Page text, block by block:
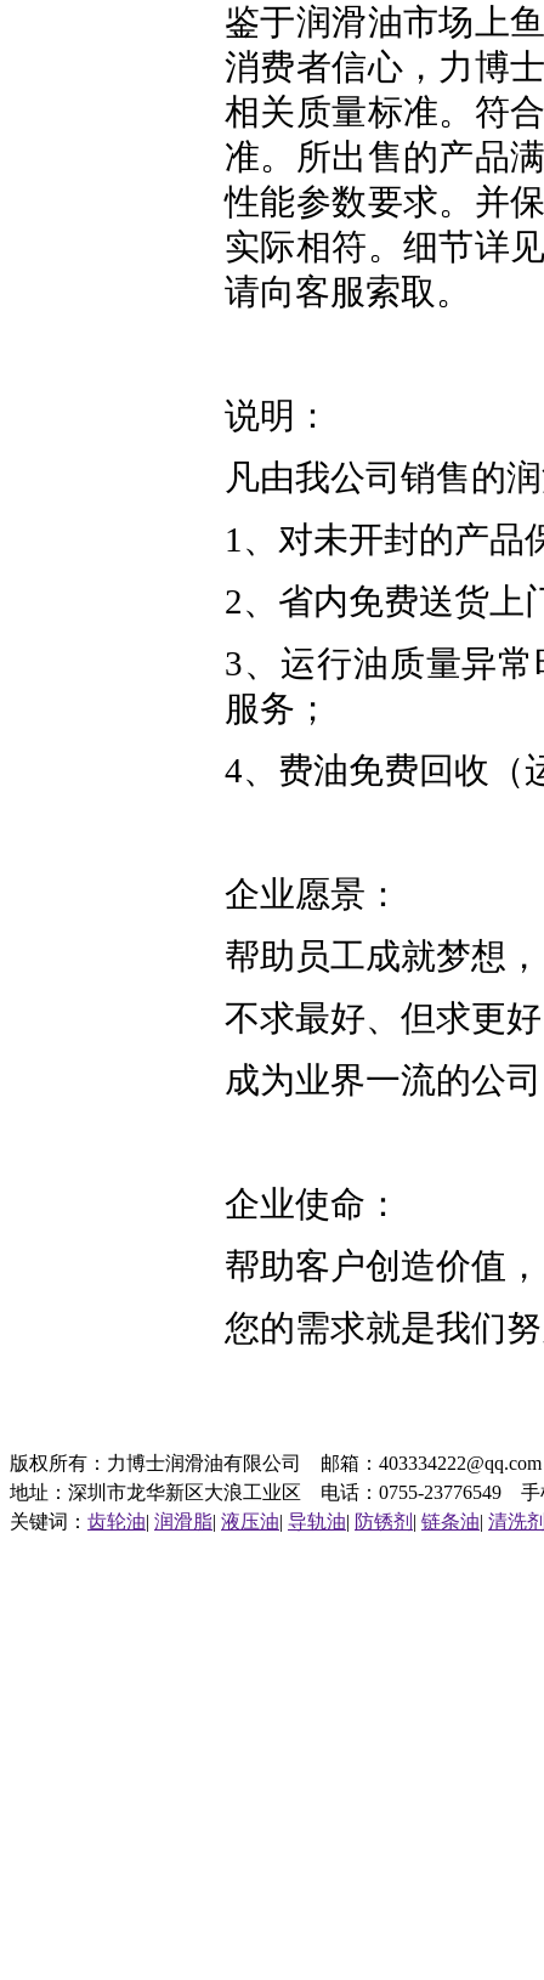
鉴于润滑油市场上
消费者信心，力博
相关质量标准。符
准。所出售的产品
性能参数要求。并
实际相符。细节详
请向客服索取。
说明：
凡由我公司销售的
1、对未开封的产品
2、省内免费送货上
3、运行油质量异
服务；
4、费油免费回收（
企业愿景：
帮助员工成就梦想，
不求最好、但求更
成为业界一流的公
企业使命：
帮助客户创造价值，
您的需求就是我们
版权所有：力博士润滑油有限公司 邮箱：
地址：深圳市龙华新区大浪工业区 电话：0755-23776549 手
关键词： 齿轮油| 润滑脂| 液压油| 导轨油| 防锈剂 | 链条油| 清洗